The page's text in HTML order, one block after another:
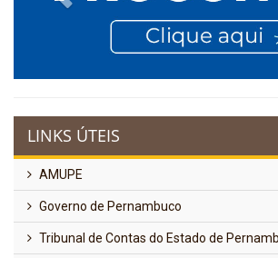
LINKS ÚTEIS
AMUPE
Governo de Pernambuco
Tribunal de Contas do Estado de